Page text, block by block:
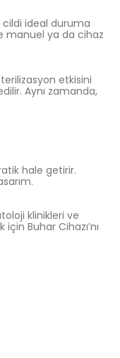
cildi ideal duruma
manuel ya da cihaz
etkisini
Aynı zamanda,
hale getirir.
klinikleri ve
Buhar Cihazı’nı